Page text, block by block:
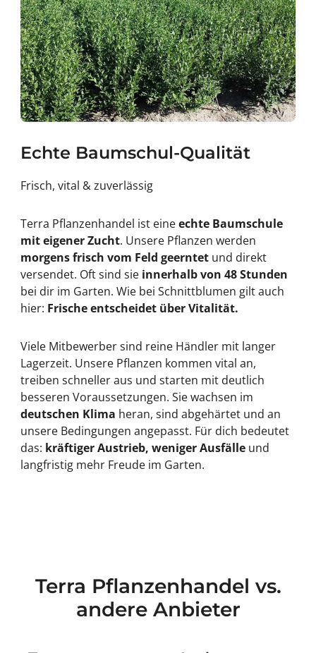
Echte Baumschul-Qualität
Frisch, vital & zuverlässig
Terra Pflanzenhandel ist eineechte Baumschule
mit eigener Zucht. Unsere Pflanzen werden
morgens frisch vom Feld geerntetund direkt
versendet. Oft sind sie innerhalb von 48 Stunden
bei dir im Garten. Wie bei Schnittblumen gilt auch
hier: Frische entscheidet über Vitalität.
Viele Mitbewerber sind reine Händler mit langer
Lagerzeit. Unsere Pflanzen kommen vital an,
treiben schneller aus und starten mit deutlich
besseren Voraussetzungen. Sie wachsen im
deutschen Klima heran, sind abgehärtet und an
unsere Bedingungen angepasst. Für dich bedeutet
das: kräftiger Austrieb, weniger Ausfälle und
langfristig mehr Freude im Garten.
Terra Pflanzenhandel vs.
andere Anbieter